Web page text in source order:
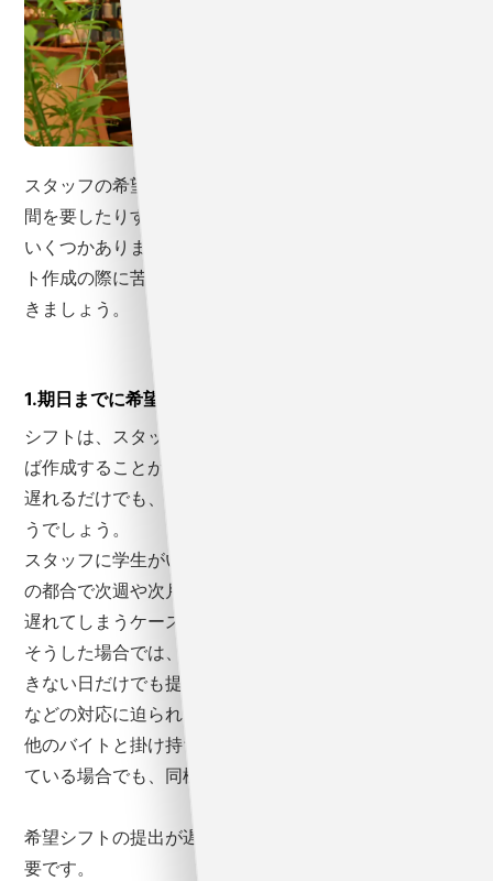
スタッフの希望シフトの提出が遅かったり、調整にも時
間を要したりするなど、シフトを組むのが難しい理由は
いくつかあります。シフトの組み方の説明の前に、シフ
ト作成の際に苦労しがちな3つのポイントを押さえてお
きましょう。
1.期日までに希望シフトを集められない
シフトは、スタッフ全員に希望を提出してもらわなけれ
ば作成することができません。1人のスタッフの提出が
遅れるだけでも、シフト作成には大きな影響が出てしま
うでしょう。
スタッフに学生がいれば、テストやイベント、就活など
の都合で次週や次月の予定がわからず、シフトの提出が
遅れてしまうケースも珍しくありません。
そうした場合では、確実に出勤できる日と絶対に出勤で
きない日だけでも提出してもらい、シフトを組み始める
などの対応に迫られます。
他のバイトと掛け持ちで働いているフリーターが在籍し
ている場合でも、同様のことが起こり得ます。
希望シフトの提出が遅いスタッフに対しては、催促が必
要です。